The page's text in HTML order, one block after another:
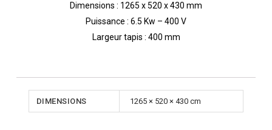
Dimensions : 1265 x 520 x 430 mm
Puissance : 6.5 Kw – 400 V
Largeur tapis : 400 mm
DIMENSIONS 1265 × 520 × 430 cm